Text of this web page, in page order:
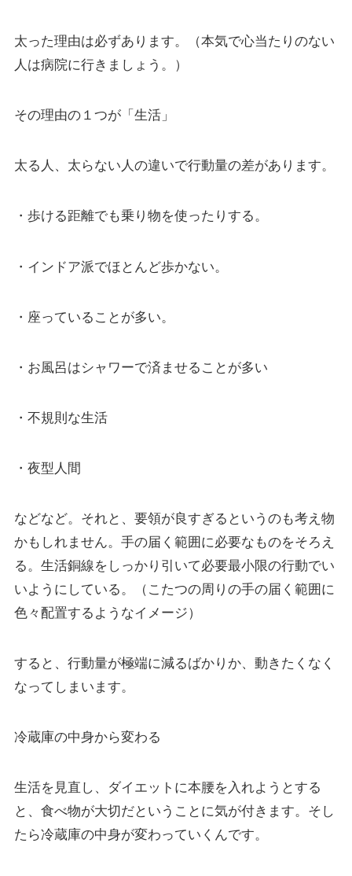
太った理由は必ずあります。（本気で心当たりのない
人は病院に行きましょう。）
その理由の１つが「生活」
太る人、太らない人の違いで行動量の差があります。
・歩ける距離でも乗り物を使ったりする。
・インドア派でほとんど歩かない。
・座っていることが多い。
・お風呂はシャワーで済ませることが多い
・不規則な生活
・夜型人間
などなど。それと、要領が良すぎるというのも考え物
かもしれません。手の届く範囲に必要なものをそろえ
る。生活銅線をしっかり引いて必要最小限の行動でい
いようにしている。（こたつの周りの手の届く範囲に
色々配置するようなイメージ）
すると、行動量が極端に減るばかりか、動きたくなく
なってしまいます。
冷蔵庫の中身から変わる
生活を見直し、ダイエットに本腰を入れようとする
と、食べ物が大切だということに気が付きます。そし
たら冷蔵庫の中身が変わっていくんです。